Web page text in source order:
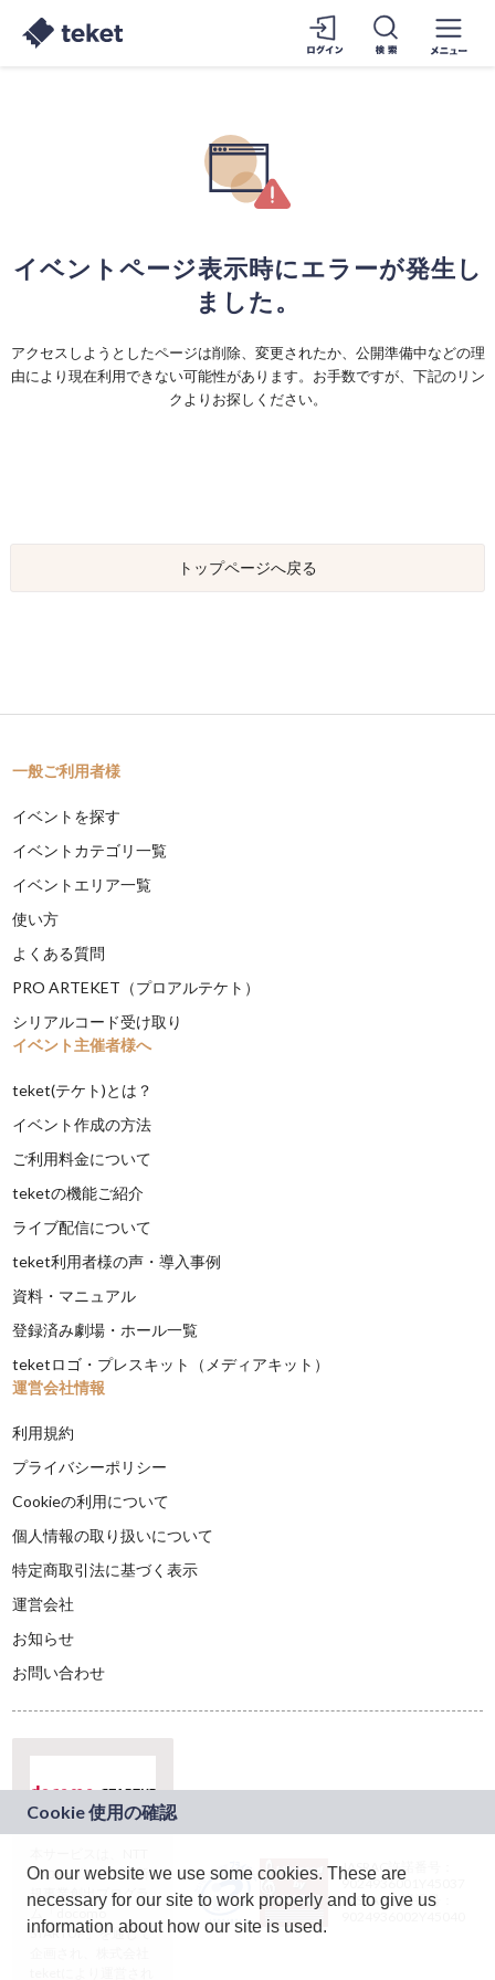
イベントページ表示時にエラーが発生し
ました。
アクセスしようとしたページは削除、変更されたか、公開準備中などの理
由により現在利用できない可能性があります。お手数ですが、下記のリン
クよりお探しください。
トップページへ戻る
一般ご利用者様
イベントを探す
イベントカテゴリ一覧
イベントエリア一覧
使い方
よくある質問
PRO ARTEKET（プロアルテケト）
シリアルコード受け取り
イベント主催者様へ
teket(テケト)とは？
イベント作成の方法
ご利用料金について
teketの機能ご紹介
ライブ配信について
teket利用者様の声・導入事例
資料・マニュアル
登録済み劇場・ホール一覧
teketロゴ・プレスキット（メディアキット）
運営会社情報
利用規約
プライバシーポリシー
Cookieの利用について
個人情報の取り扱いについて
特定商取引法に基づく表示
運営会社
お知らせ
お問い合わせ
ドコモグループの新
規事業創出プログラ
ム「docomo
STARTUP」を通じて
JASRAC許諾番号：
9024936001Y45037
JASRAC許諾番号：
On our website we use some cookies. These are
necessary for our site to work properly and to give us
information about how our site is used.